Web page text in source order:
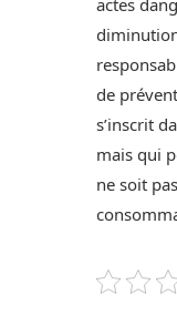
de
s’inscrit
mais qui
ne soit